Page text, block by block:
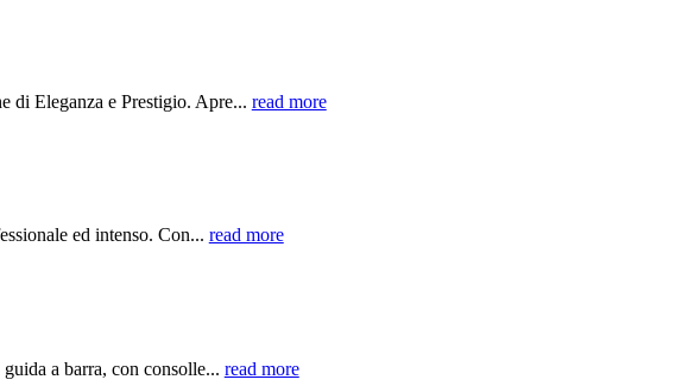
di Eleganza e Prestigio. Apre... read more
ed intenso. Con... read more
a barra, con consolle... read more